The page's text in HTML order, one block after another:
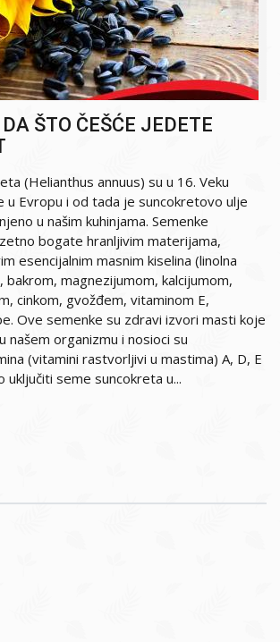
ŠTO ČEŠĆE JEDETE
(Helianthus annuus) su u 16. Veku
u Evropu i od tada je suncokretovo ulje
u našim kuhinjama. Semenke
bogate hranljivim materijama,
esencijalnim masnim kiselina (linolna
bakrom, magnezijumom, kalcijumom,
cinkom, gvožđem, vitaminom E,
Ove semenke su zdravi izvori masti koje
našem organizmu i nosioci su
(vitamini rastvorljivi u mastima) A, D, E
uključiti seme suncokreta u...